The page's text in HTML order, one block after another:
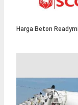
Harga Beton